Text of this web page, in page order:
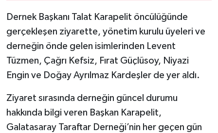
Dernek Başkanı Talat Karapelit öncülüğünde
gerçekleşen ziyarette, yönetim kurulu üyeleri ve
derneğin önde gelen isimlerinden Levent
Tüzmen, Çağrı Kefsiz, Fırat Güçlüsoy, Niyazi
Engin ve Doğay Ayrılmaz Kardeşler de yer aldı.
Ziyaret sırasında derneğin güncel durumu
hakkında bilgi veren Başkan Karapelit,
Galatasaray Taraftar Derneği’nin her geçen gün